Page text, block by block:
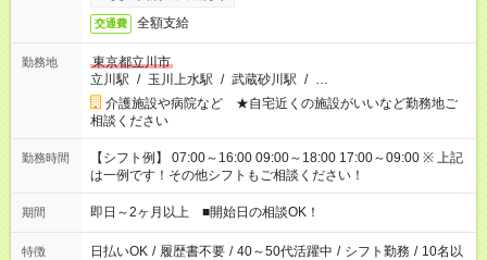
交通費 全額支給
勤務地
東京都立川市
立川駅 / 玉川上水駅 / 武蔵砂川駅 / …
介護施設や病院など ★自宅近くの施設がいいなど勤務地ご
相談ください
勤務時間
【シフト例】 07:00～16:00 09:00～18:00 17:00～09:00 ※ 上記
は一例です！その他シフトもご相談ください！
期間 即日～2ヶ月以上 ■開始日の相談OK！
特徴 日払いOK / 履歴書不要 / 40～50代活躍中 / シフト勤務 / 10名以